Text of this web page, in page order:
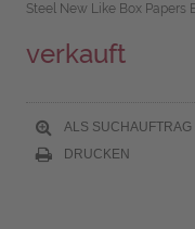
Steel New Like Box Papers
verkauft
ALS SUCHAUFTRAG
DRUCKEN